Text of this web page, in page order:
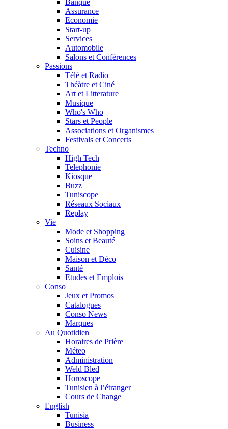
Banque
Assurance
Economie
Start-up
Services
Automobile
Salons et Conférences
Passions
Télé et Radio
Théàtre et Ciné
Art et Litterature
Musique
Who's Who
Stars et People
Associations et Organismes
Festivals et Concerts
Techno
High Tech
Telephonie
Kiosque
Buzz
Tuniscope
Réseaux Sociaux
Replay
Vie
Mode et Shopping
Soins et Beauté
Cuisine
Maison et Déco
Santé
Etudes et Emplois
Conso
Jeux et Promos
Catalogues
Conso News
Marques
Au Quotidien
Horaires de Prière
Méteo
Administration
Weld Bled
Horoscope
Tunisien à l’étranger
Cours de Change
English
Tunisia
Business